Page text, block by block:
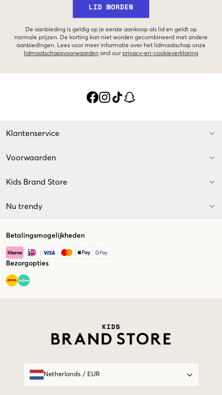
LID WORDEN
De aanbieding is geldig op je eerste aankoop als lid en geldt op
normale prijzen. De korting kan niet worden gecombineerd met andere
aanbiedingen. Lees voor meer informatie over het lidmaatschap onze
lidmaatschapsvoorwaarden and our privacy-en-cookieverklaring
Klantenservice
Voorwaarden
Kids Brand Store
Nu trendy
Betalingsmogelijkheden
Bezorgopties
Netherlands/ EUR